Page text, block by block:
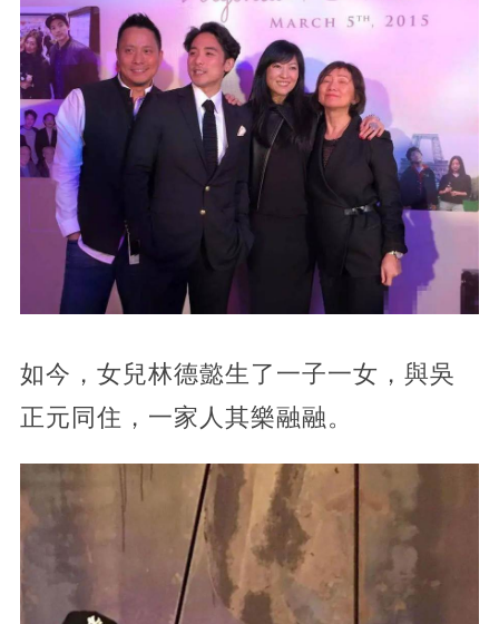
如今，女兒林德懿生了一子一女，與吳
正元同住，一家人其樂融融。